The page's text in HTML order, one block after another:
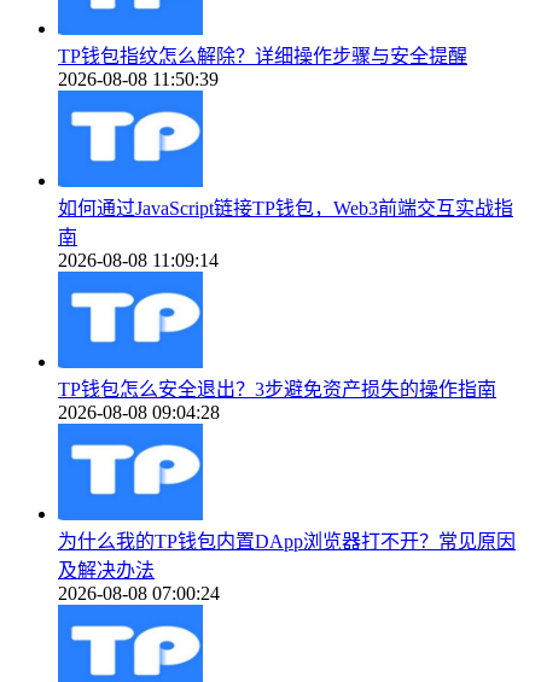
TP钱包指纹怎么解除？详细操作步骤与安全提醒
2026-08-08 11:50:39
如何通过JavaScript链接TP钱包，Web3前端交互实战指
南
2026-08-08 11:09:14
TP钱包怎么安全退出？3步避免资产损失的操作指南
2026-08-08 09:04:28
为什么我的TP钱包内置DApp浏览器打不开？常见原因
及解决办法
2026-08-08 07:00:24